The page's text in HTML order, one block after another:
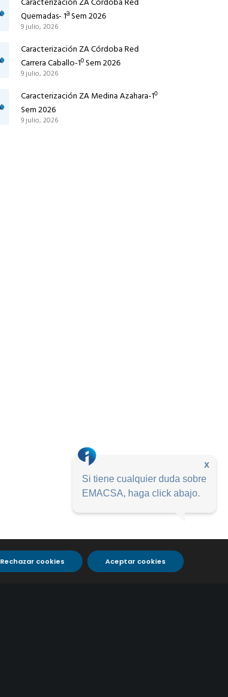
Quemadas- 1ª Sem 2026
9 julio, 2026
Caracterización ZA Córdoba Red
Carrera Caballo-1º Sem 2026
9 julio, 2026
Caracterización ZA Medina Azahara-1º
Sem 2026
9 julio, 2026
Aceptar cookies
Rechazar cookies
x
Si tiene cualquier duda sobre
EMACSA, haga click abajo.